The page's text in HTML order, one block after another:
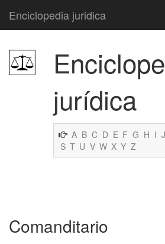
Enciclopedia juridica
jurídica
A B C D E F G H I J
S T U V W X Y Z
Comanditario